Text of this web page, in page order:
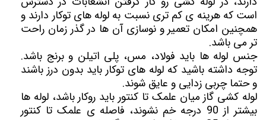
است که هرینه ی کم تری نسبت به لوله های توکار دارند و
همچنین امکان تعمیر و نوسازی آن ها در گذر زمان راحت
تر می باشد.
جنس لوله ها باید فولاد، مس، پلی اتیلن و برنج باشد.
توجه داشته باشید که لوله های توکار باید بدون درز باشند
و حتما چربی زدایی و عایق شوند.
لوله کشی گاز میان علمک تا کنتور باید روکار باشد، لوله ها
بیشتر از 90 درجه خم نشوند، فاصله ی علمک تا کنتور